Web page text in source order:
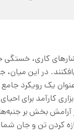
کاری، خستگی
در این میان،
یک رویکرد
کارآمد برای
آرامش بخش بر
کردن تن و جان